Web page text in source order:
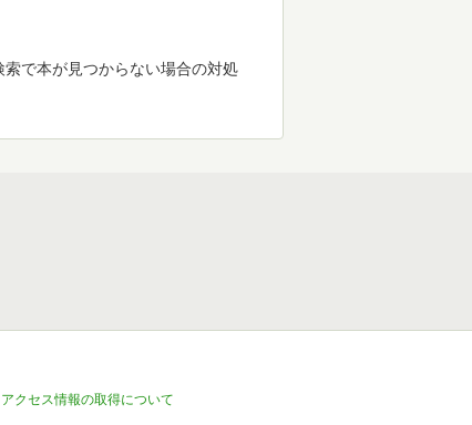
で本が見つからない場合の対処
クセス情報の取得について